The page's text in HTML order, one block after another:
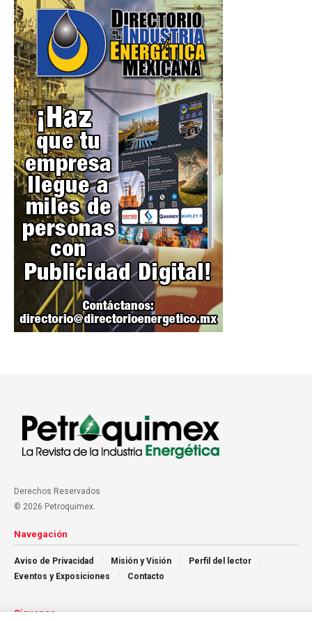
Derechos Reservados
© 2026 Petroquimex.
Navegación
Aviso de Privacidad Misión y Visión
Perfil del lector
Eventos y Exposiciones
Contacto
Síguenos